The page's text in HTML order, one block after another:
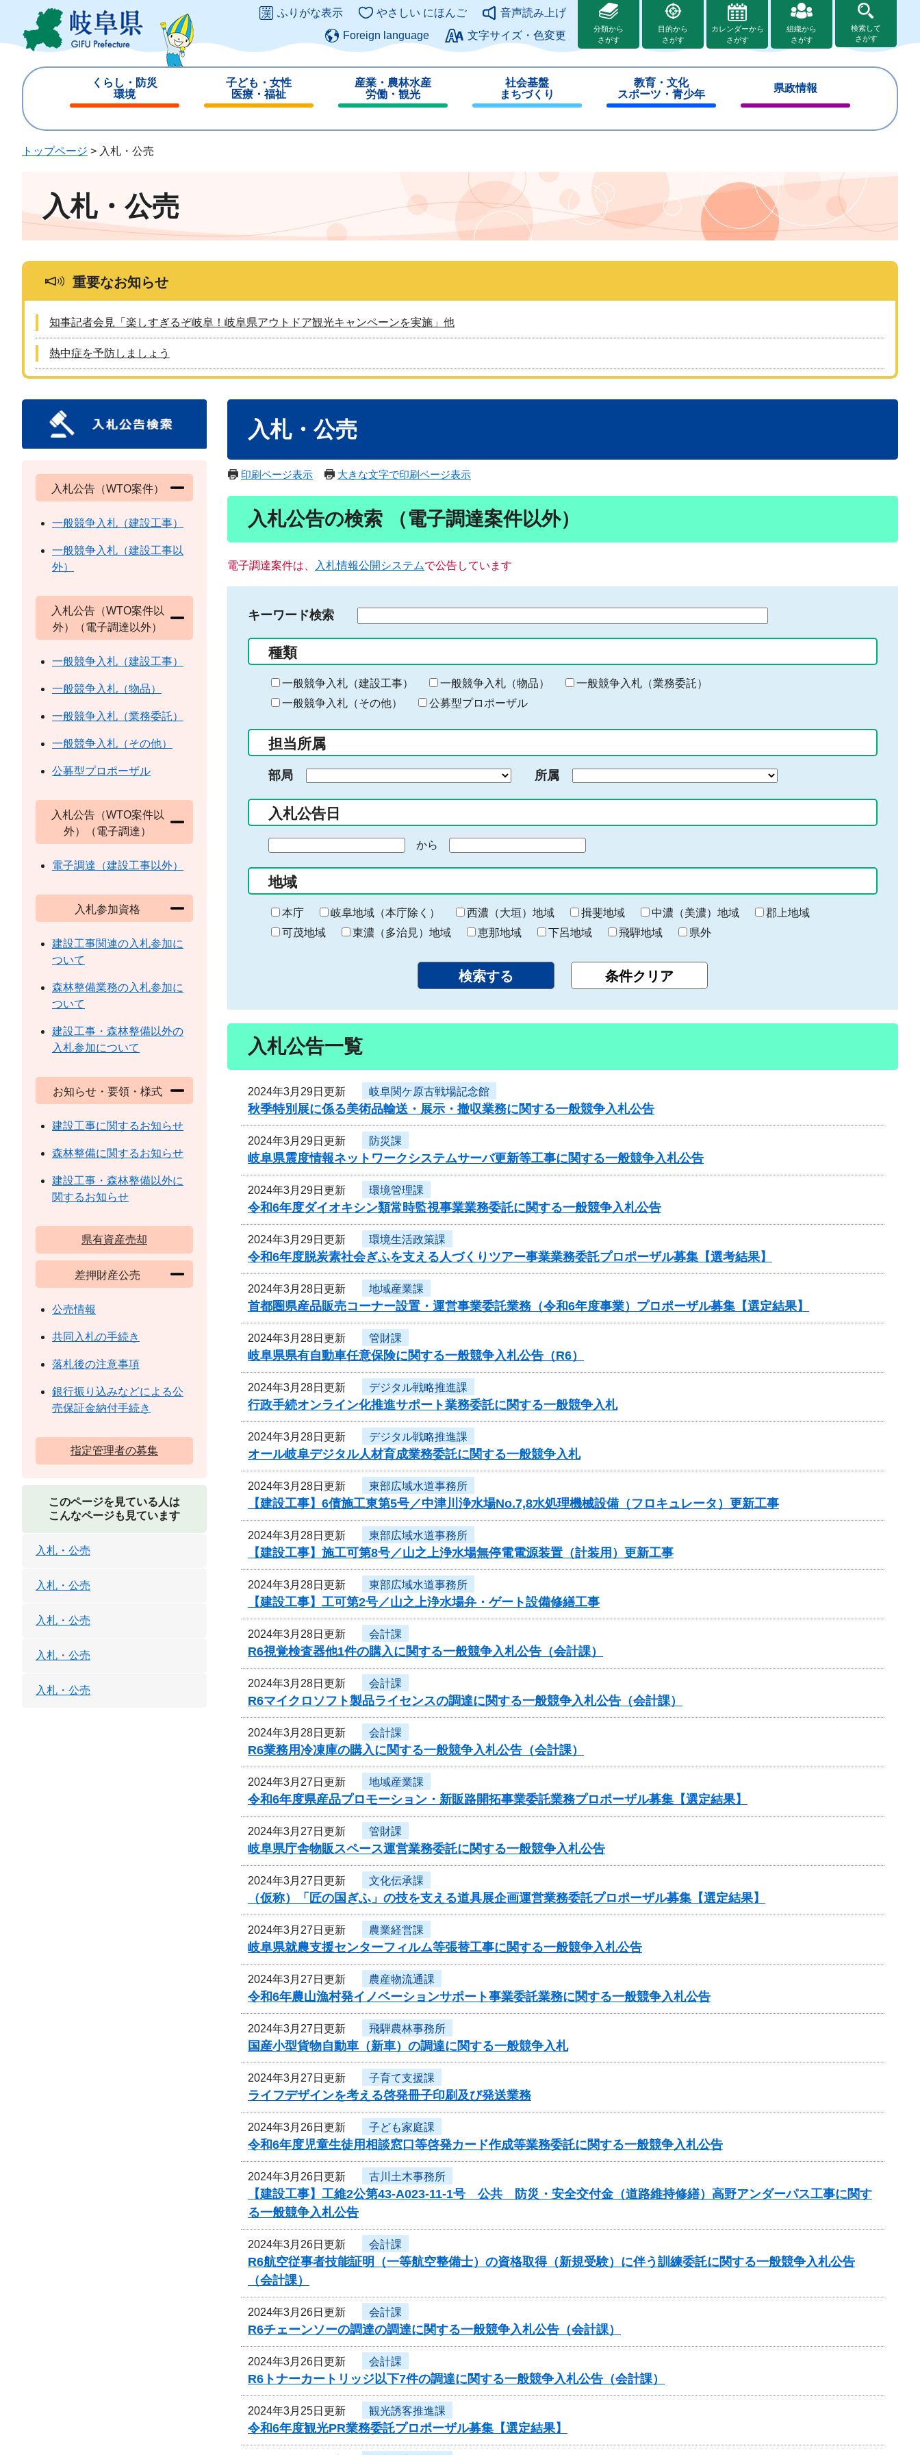
ジ
ュ
このページの本文へ
ふりがな表示 やさしい にほんご
音声読み上げ
Foreign language
文字サイズ・色変更
分類から
さがす
目的から
さがす
カレンダーから
さがす
組織から
さがす
検索して
さがす
くらし・防災
環境
じ
子ども・女性
医療・福祉
じ
産業・農林水産
労働・観光
じ
社会基盤
まちづくり
じ
教育・文化
スポーツ・青少年
じ
県政情報
じ
トップページ > 入札・公売
入札・公売
重要なお知らせ
知事記者会見「楽しすぎるぞ岐阜！岐阜県アウトドア観光キャンペーンを実施」他
熱中症を予防しましょう
入札・公売
印刷ページ表示 大きな文字で印刷ページ表示
入札公告の検索 （電子調達案件以外）
電子調達案件は、 入札情報公開システムで公告しています
キーワード検索
る
キ
ー
ー
入
力
種類
一般競争入札（建設工事） 一般競争入札（物品）
一般競争入札（業務委託）
一般競争入札（その他）
公募型プロポーザル
担当所属
部局 所属
入札公告日
の
始
ま
り
から
終
わ
り
地域
本庁 岐阜地域（本庁除く） 西濃（大垣）地域 揖斐地域 中濃（美濃）地域
郡上地域
可茂地域
東濃（多治見）地域 恵那地域 下呂地域 飛騨地域 県外
入札公告一覧
2024年3月29日更新 岐阜関ケ原古戦場記念館
秋季特別展に係る美術品輸送・展示・撤収業務に関する一般競争入札公告
2024年3月29日更新 防災課
岐阜県震度情報ネットワークシステムサーバ更新等工事に関する一般競争入札公告
2024年3月29日更新 環境管理課
令和6年度ダイオキシン類常時監視事業業務委託に関する一般競争入札公告
2024年3月29日更新 環境生活政策課
令和6年度脱炭素社会ぎふを支える人づくりツアー事業業務委託プロポーザル募集【選考結果】
2024年3月28日更新 地域産業課
首都圏県産品販売コーナー設置・運営事業委託業務（令和6年度事業）プロポーザル募集【選定結果】
2024年3月28日更新 管財課
岐阜県県有自動車任意保険に関する一般競争入札公告（R6）
2024年3月28日更新 デジタル戦略推進課
行政手続オンライン化推進サポート業務委託に関する一般競争入札
2024年3月28日更新 デジタル戦略推進課
オール岐阜デジタル人材育成業務委託に関する一般競争入札
2024年3月28日更新 東部広域水道事務所
【建設工事】6債施工東第5号／中津川浄水場No.7,8水処理機械設備（フロキュレータ）更新工事
2024年3月28日更新 東部広域水道事務所
【建設工事】施工可第8号／山之上浄水場無停電電源装置（計装用）更新工事
2024年3月28日更新 東部広域水道事務所
【建設工事】工可第2号／山之上浄水場弁・ゲート設備修繕工事
2024年3月28日更新 会計課
R6視覚検査器他1件の購入に関する一般競争入札公告（会計課）
2024年3月28日更新 会計課
R6マイクロソフト製品ライセンスの調達に関する一般競争入札公告（会計課）
2024年3月28日更新 会計課
R6業務用冷凍庫の購入に関する一般競争入札公告（会計課）
2024年3月27日更新 地域産業課
令和6年度県産品プロモーション・新販路開拓事業委託業務プロポーザル募集【選定結果】
2024年3月27日更新 管財課
岐阜県庁舎物販スペース運営業務委託に関する一般競争入札公告
2024年3月27日更新 文化伝承課
（仮称）「匠の国ぎふ」の技を支える道具展企画運営業務委託プロポーザル募集【選定結果】
2024年3月27日更新 農業経営課
岐阜県就農支援センターフィルム等張替工事に関する一般競争入札公告
2024年3月27日更新 農産物流通課
令和6年農山漁村発イノベーションサポート事業委託業務に関する一般競争入札公告
2024年3月27日更新 飛騨農林事務所
国産小型貨物自動車（新車）の調達に関する一般競争入札
2024年3月27日更新 子育て支援課
ライフデザインを考える啓発冊子印刷及び発送業務
2024年3月26日更新 子ども家庭課
令和6年度児童生徒用相談窓口等啓発カード作成等業務委託に関する一般競争入札公告
2024年3月26日更新 古川土木事務所
【建設工事】工維2公第43-A023-11-1号 公共 防災・安全交付金（道路維持修繕）高野アンダーパス工事に関す
る一般競争入札公告
2024年3月26日更新 会計課
R6航空従事者技能証明（一等航空整備士）の資格取得（新規受験）に伴う訓練委託に関する一般競争入札公告
（会計課）
2024年3月26日更新 会計課
R6チェーンソーの調達の調達に関する一般競争入札公告（会計課）
2024年3月26日更新 会計課
R6トナーカートリッジ以下7件の調達に関する一般競争入札公告（会計課）
2024年3月25日更新 観光誘客推進課
令和6年度観光PR業務委託プロポーザル募集【選定結果】
入札公告（WTO案件）
一般競争入札（建設工事）
一般競争入札（建設工事以
外）
入札公告（WTO案件以
外）（電子調達以外）
一般競争入札（建設工事）
一般競争入札（物品）
一般競争入札（業務委託）
一般競争入札（その他）
公募型プロポーザル
入札公告（WTO案件以
外）（電子調達）
電子調達（建設工事以外）
入札参加資格
建設工事関連の入札参加に
ついて
森林整備業務の入札参加に
ついて
建設工事・森林整備以外の
入札参加について
お知らせ・要領・様式
建設工事に関するお知らせ
森林整備に関するお知らせ
建設工事・森林整備以外に
関するお知らせ
県有資産売却
差押財産公売
公売情報
共同入札の手続き
落札後の注意事項
銀行振り込みなどによる公
売保証金納付手続き
指定管理者の募集
このページを見ている人は
こんなページも見ています
入札・公売
入札・公売
入札・公売
入札・公売
入札・公売